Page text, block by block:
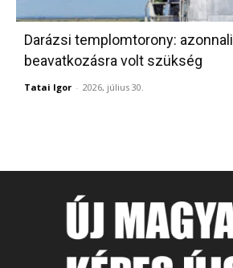
Darázsi templomtorony: azonnali
beavatkozásra volt szükség
Tatai Igor - 2026, július 30.